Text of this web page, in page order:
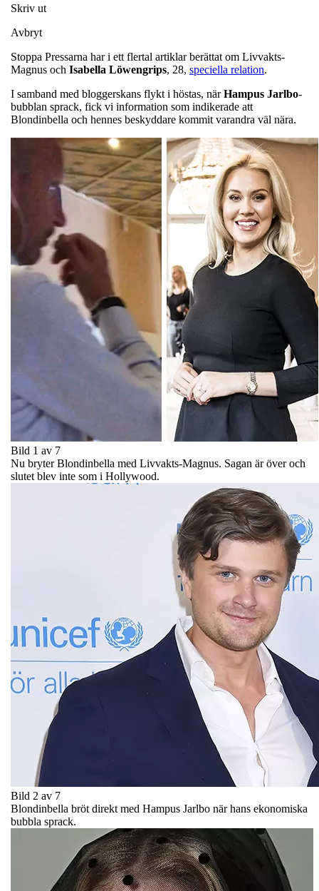
Skriv ut
Avbryt
Stoppa Pressarna har i ett flertal artiklar berättat om Livvakts-
Magnus och Isabella Löwengrips, 28, speciella relation.
I samband med bloggerskans flykt i höstas, närHampus Jarlbo-
bubblan sprack, fick vi information som indikerade att
Blondinbella och hennes beskyddare kommit varandra väl nära.
Bild 1 av 7
Nu bryter Blondinbella med Livvakts-Magnus. Sagan är över och
slutet blev inte som i Hollywood.
Bild 2 av 7
Blondinbella bröt direkt med Hampus Jarlbo när hans ekonomiska
bubbla sprack.